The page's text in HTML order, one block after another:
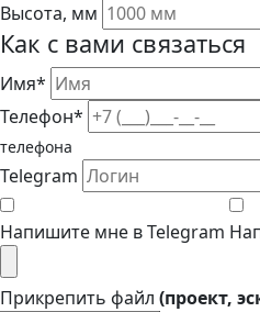
Высота, мм
Как с вами связаться
Имя*
Телефон*
телефона
Telegram
Напишите мне в Telegram
Прикрепить файл (проект,